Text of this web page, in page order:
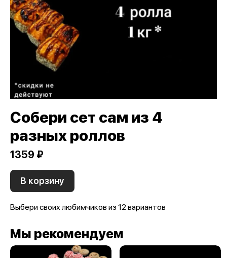
Собери сет сам из 4
разных роллов
1359 ₽
В корзину
Выбери своих любимчиков из 12 вариантов
Мы рекомендуем